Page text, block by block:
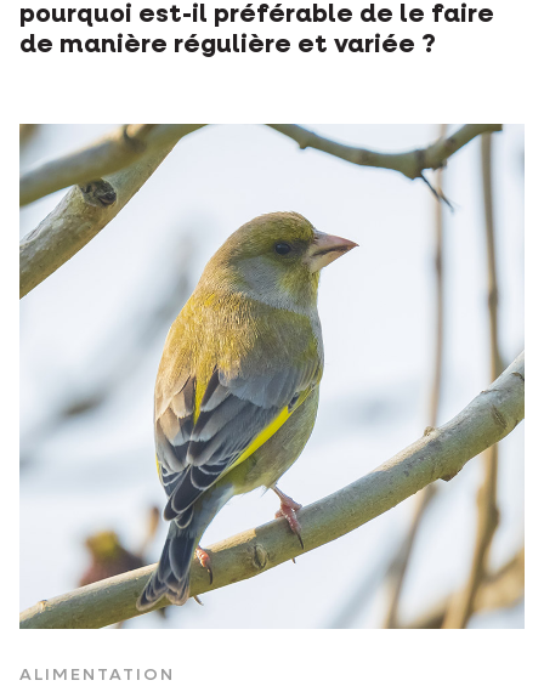
pourquoi est-il préférable de le faire
de manière régulière et variée ?
ALIMENTATION